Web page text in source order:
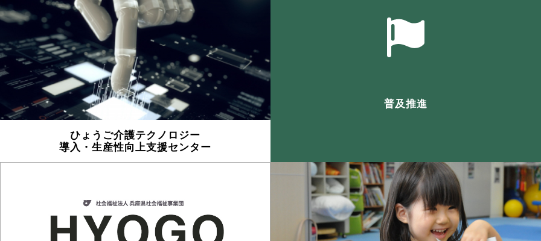
研究員（正規職員）の募集について
兵庫県立福祉のまちづくり研究所の研究発表が優秀講演賞を受賞
ひょうご生産性向上ビギナー研修の開催について
ひょうごノーリフティングケア地域研修の開催について
福祉用具展示ホール 7月の休館日のお知らせ
福祉用具展示ホールだより（Vol.18）をUPしました。
令和8年度相談支援従事者初任者研修講義案内について
令和8年度相談支援初任者研修受講可否通知の送付について
ひょうご介護テクノロジー
導入・生産性向上支援センター
普及推進